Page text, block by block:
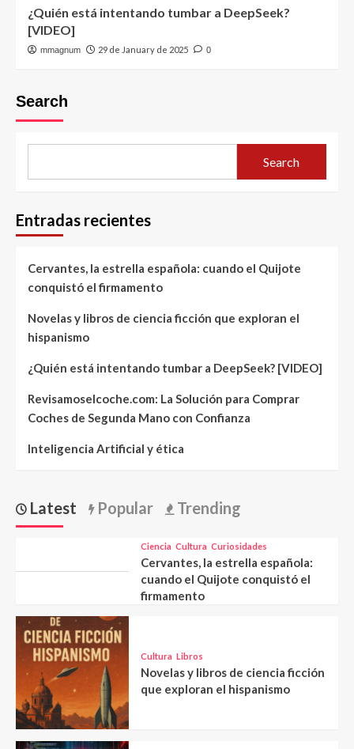
¿Quién está intentando tumbar a DeepSeek?
[VIDEO]
mmagnum 29 de January de 2025 0
Search
Search
Entradas recientes
Cervantes, la estrella española: cuando el Quijote
conquistó el firmamento
Novelas y libros de ciencia ficción que exploran el
hispanismo
¿Quién está intentando tumbar a DeepSeek? [VIDEO]
Revisamoselcoche.com: La Solución para Comprar
Coches de Segunda Mano con Confianza
Inteligencia Artificial y ética
Latest Popular Trending
Ciencia Cultura Curiosidades
Cervantes, la estrella española:
cuando el Quijote conquistó el
firmamento
Cultura Libros
Novelas y libros de ciencia ficción
que exploran el hispanismo